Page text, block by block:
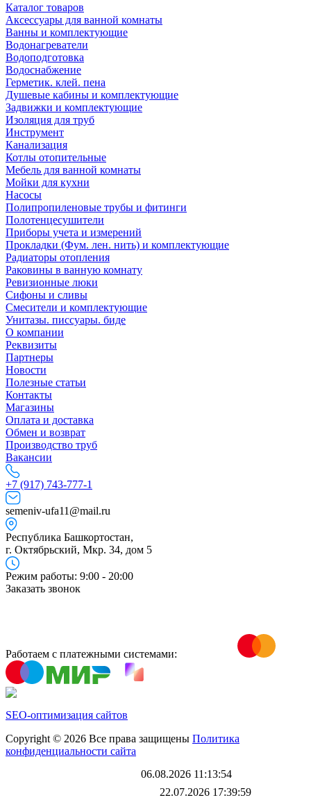
Каталог товаров
Аксессуары для ванной комнаты
Ванны и комплектующие
Водонагреватели
Водоподготовка
Водоснабжение
Герметик. клей. пена
Душевые кабины и комплектующие
Задвижки и комплектующие
Изоляция для труб
Инструмент
Канализация
Котлы отопительные
Мебель для ванной комнаты
Мойки для кухни
Насосы
Полипропиленовые трубы и фитинги
Полотенцесушители
Приборы учета и измерений
Прокладки (Фум. лен. нить) и комплектующие
Радиаторы отопления
Раковины в ванную комнату
Ревизионные люки
Сифоны и сливы
Смесители и комплектующие
Унитазы. писсуары. биде
О компании
Реквизиты
Партнеры
Новости
Полезные статьи
Контакты
Магазины
Оплата и доставка
Обмен и возврат
Производство труб
Вакансии
+7 (917) 743-777-1
semeniv-ufa11@mail.ru
Республика Башкортостан,
г. Октябрьский, Мкр. 34, дом 5
Режим работы: 9:00 - 20:00
Заказать звонок
Работаем с платежными системами:
SEO-оптимизация сайтов
Copyright © 2026 Все права защищены Политика
конфиденциальности сайта
06.08.2026 11:13:54
22.07.2026 17:39:59